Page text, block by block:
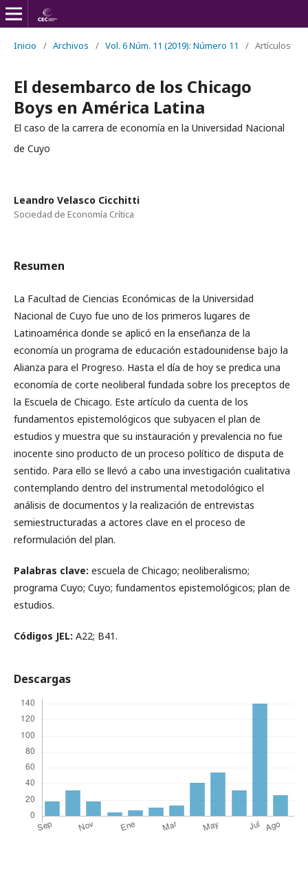
Inicio / Archivos / Vol. 6 Núm. 11 (2019): Número 11 / Artículos
El desembarco de los Chicago
Boys en América Latina
El caso de la carrera de economía en la Universidad Nacional
de Cuyo
Leandro Velasco Cicchitti
Sociedad de Economía Crítica
Resumen
La Facultad de Ciencias Económicas de la Universidad
Nacional de Cuyo fue uno de los primeros lugares de
Latinoamérica donde se aplicó en la enseñanza de la
economía un programa de educación estadounidense bajo la
Alianza para el Progreso. Hasta el día de hoy se predica una
economía de corte neoliberal fundada sobre los preceptos de
la Escuela de Chicago. Este artículo da cuenta de los
fundamentos epistemológicos que subyacen el plan de
estudios y muestra que su instauración y prevalencia no fue
inocente sino producto de un proceso político de disputa de
sentido. Para ello se llevó a cabo una investigación cualitativa
contemplando dentro del instrumental metodológico el
análisis de documentos y la realización de entrevistas
semiestructuradas a actores clave en el proceso de
reformulación del plan.
Palabras clave: escuela de Chicago; neoliberalismo;
programa Cuyo; Cuyo; fundamentos epistemológicos; plan de
estudios.
Códigos JEL: A22; B41.
Descargas